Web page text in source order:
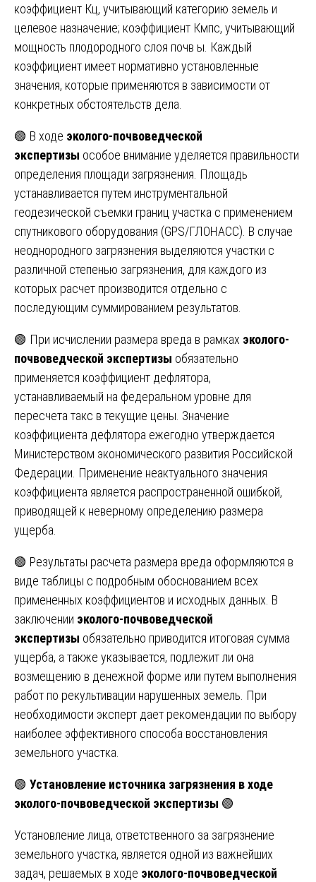
коэффициент Кц, учитывающий категорию земель и
целевое назначение; коэффициент Кмпс, учитывающий
мощность плодородного слоя почв ы. Каждый
коэффициент имеет нормативно установленные
значения, которые применяются в зависимости от
конкретных обстоятельств дела.
🟢 В ходе эколого-почвоведческой
экспертизы особое внимание уделяется правильности
определения площади загрязнения. Площадь
устанавливается путем инструментальной
геодезической съемки границ участка с применением
спутникового оборудования (GPS/ГЛОНАСС). В случае
неоднородного загрязнения выделяются участки с
различной степенью загрязнения, для каждого из
которых расчет производится отдельно с
последующим суммированием результатов.
🟢 При исчислении размера вреда в рамках эколого-
почвоведческой экспертизы обязательно
применяется коэффициент дефлятора,
устанавливаемый на федеральном уровне для
пересчета такс в текущие цены. Значение
коэффициента дефлятора ежегодно утверждается
Министерством экономического развития Российской
Федерации. Применение неактуального значения
коэффициента является распространенной ошибкой,
приводящей к неверному определению размера
ущерба.
🟢 Результаты расчета размера вреда оформляются в
виде таблицы с подробным обоснованием всех
примененных коэффициентов и исходных данных. В
заключении эколого-почвоведческой
экспертизы обязательно приводится итоговая сумма
ущерба, а также указывается, подлежит ли она
возмещению в денежной форме или путем выполнения
работ по рекультивации нарушенных земель. При
необходимости эксперт дает рекомендации по выбору
наиболее эффективного способа восстановления
земельного участка.
🟢 Установление источника загрязнения в ходе
эколого-почвоведческой экспертизы 🟢
Установление лица, ответственного за загрязнение
земельного участка, является одной из важнейших
задач, решаемых в ходе эколого-почвоведческой